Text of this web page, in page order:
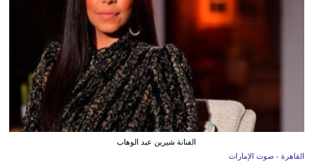
الفنانة شيرين عبد الوهاب
القاهرة - صوت الإمارات